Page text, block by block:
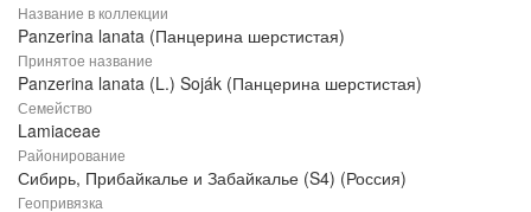
Название в коллекции
Panzerina lanata (Панцерина шерстистая)
Принятое название
Panzerina lanata (L.) Soják (Панцерина шерстистая)
Семейство
Lamiaceae
Районирование
Сибирь, Прибайкалье и Забайкалье (S4) (Россия)
Геопривязка